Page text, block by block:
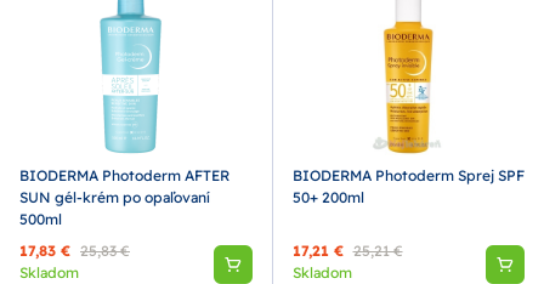
BIODERMA Photoderm AFTER
SUN gél-krém po opaľovaní
500ml
17,83 € 25,83 €
Skladom
BIODERMA Photoderm Sprej SPF
50+ 200ml
17,21 € 25,21 €
Skladom